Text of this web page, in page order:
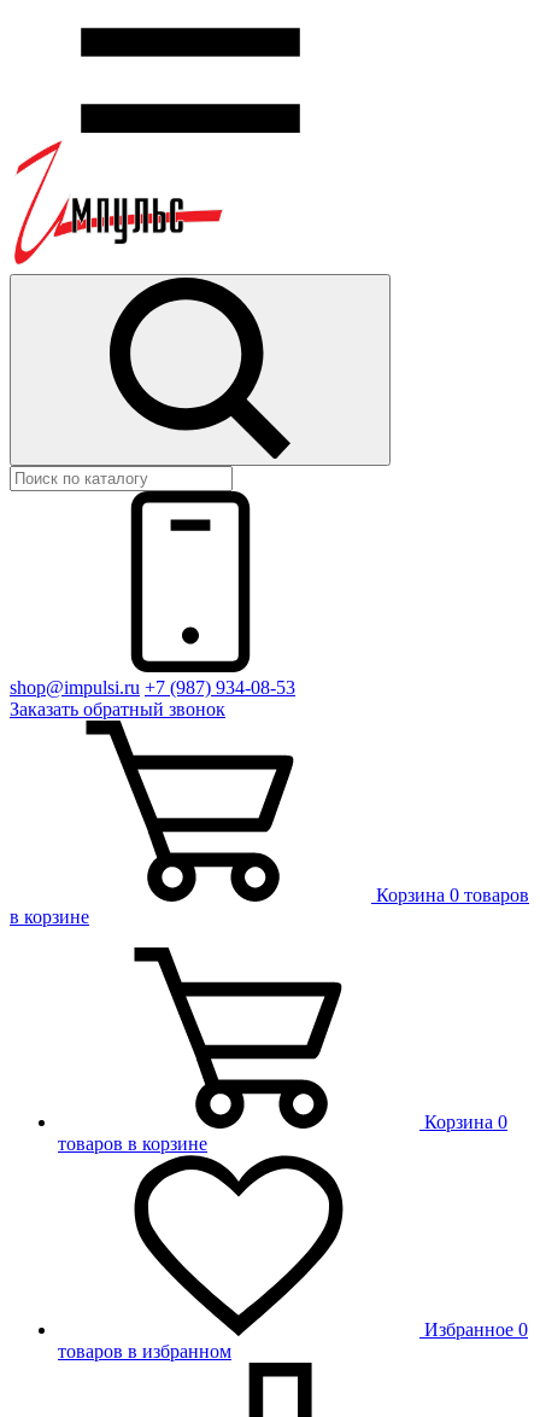
shop@impulsi.ru +7 (987) 934-08-53
Заказать обратный звонок
Корзина 0 товаров
в корзине
Корзина 0
товаров в корзине
Избранное 0
товаров в избранном